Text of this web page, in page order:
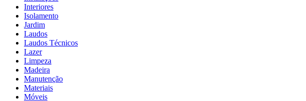
Interiores
Isolamento
Jardim
Laudos
Laudos Técnicos
Lazer
Limpeza
Madeira
Manutenção
Materiais
Móveis